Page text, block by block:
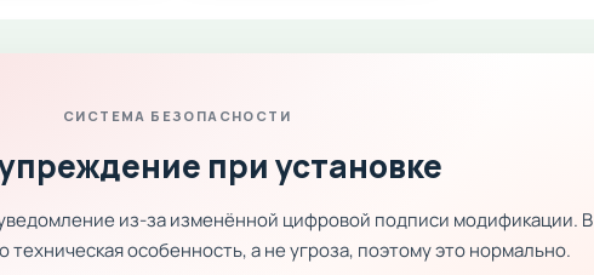
СИСТЕМА БЕЗОПАСНОСТИ
при установке
из-за изменённой цифровой подписи модификации. В
техническая особенность, а не угроза, поэтому это нормально.